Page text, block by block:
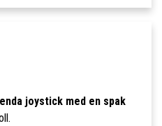
enda joystick med en spak